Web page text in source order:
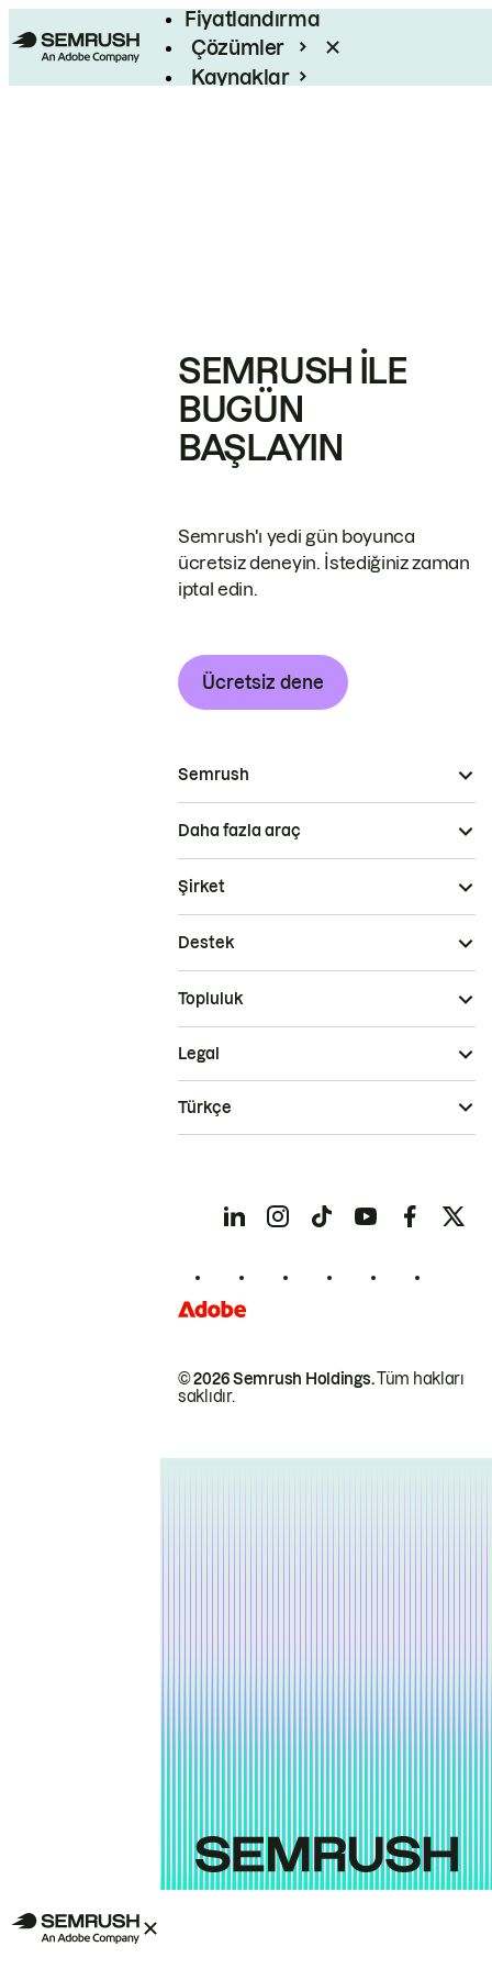
Fiyatlandırma
Çözümler
Kaynaklar
SEMRUSH ILE
BUGÜN
BAŞLAYIN
Semrush'ı yedi gün boyunca
ücretsiz deneyin. İstediğiniz zaman
iptal edin.
Ücretsiz dene
Semrush
Daha fazla araç
Şirket
Destek
Topluluk
© 2026 Semrush Holdings.Tüm hakları
saklıdır.
Legal
Türkçe